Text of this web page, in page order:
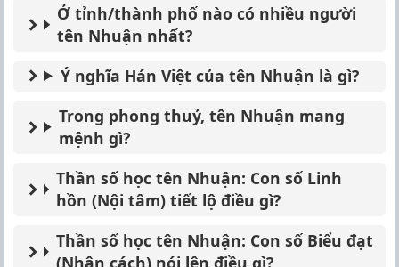
Ở tỉnh/thành phố nào có nhiều người
tên Nhuận nhất?
Ý nghĩa Hán Việt của tên Nhuận là gì?
Trong phong thuỷ, tên Nhuận mang
mệnh gì?
Thần số học tên Nhuận: Con số Linh
hồn (Nội tâm) tiết lộ điều gì?
Thần số học tên Nhuận: Con số Biểu đạt
(Nhân cách) nói lên điều gì?